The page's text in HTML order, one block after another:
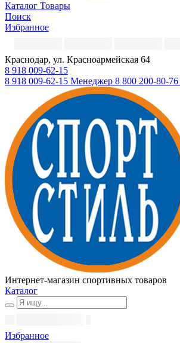
Каталог Товары
Поиск
Избранное
Краснодар, ул. Красноармейская 64
8 918 009-62-15
8 918 009-62-15 Менеджер 8 800 200-80-76
Интернет-магазин спортивных товаров
Каталог
Избранное